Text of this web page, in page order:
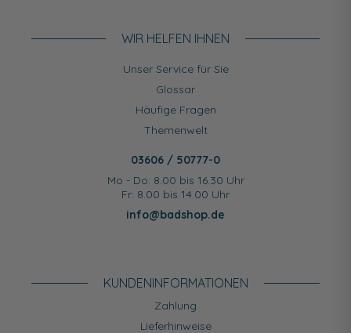
WIR HELFEN IHNEN
Unser Service für Sie
Glossar
Häufige Fragen
Themenwelt
03606 / 50777-0
Mo - Do: 8.00 bis 16.30 Uhr
Fr: 8.00 bis 14.00 Uhr
info@badshop.de
KUNDEN­INFORMATIONEN
Zahlung
Lieferhinweise